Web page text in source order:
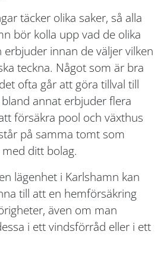
täcker olika saker, så alla
bör kolla upp vad de olika
innan de väljer vilken
teckna. Något som är bra
ofta går att göra tillval till
annat erbjuder flera
försäkra pool och växthus
på samma tomt som
ditt bolag.
lägenhet i Karlshamn kan
till att en hemförsäkring
även om man
i ett vindsförråd eller i ett